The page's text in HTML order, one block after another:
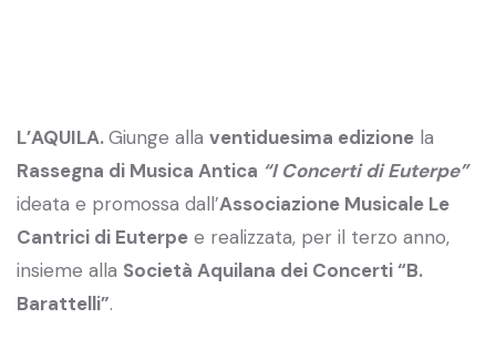
L’AQUILA.Giunge alla ventiduesima edizione la
Rassegna di Musica Antica “I Concerti di Euterpe”
ideata e promossa dall’Associazione Musicale Le
Cantrici di Euterpe e realizzata, per il terzo anno,
insieme alla Società Aquilana dei Concerti “B.
Barattelli”.